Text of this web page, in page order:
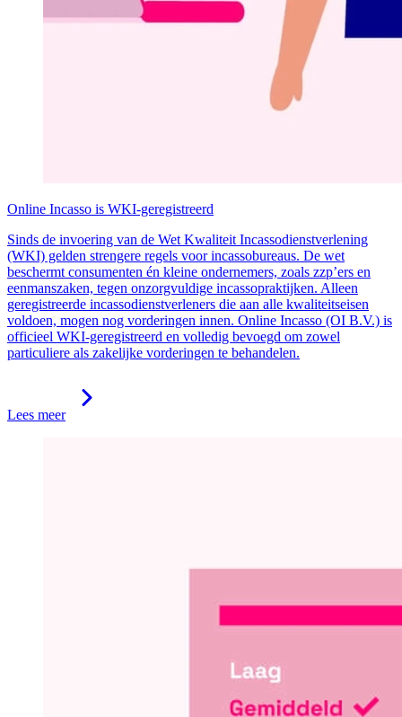
Online Incasso is WKI-geregistreerd
Sinds de invoering van de Wet Kwaliteit Incassodienstverlening
(WKI) gelden strengere regels voor incassobureaus. De wet
beschermt consumenten én kleine ondernemers, zoals zzp’ers en
eenmanszaken, tegen onzorgvuldige incassopraktijken. Alleen
geregistreerde incassodienstverleners die aan alle kwaliteitseisen
voldoen, mogen nog vorderingen innen. Online Incasso (OI B.V.) is
officieel WKI-geregistreerd en volledig bevoegd om zowel
particuliere als zakelijke vorderingen te behandelen.
Lees meer